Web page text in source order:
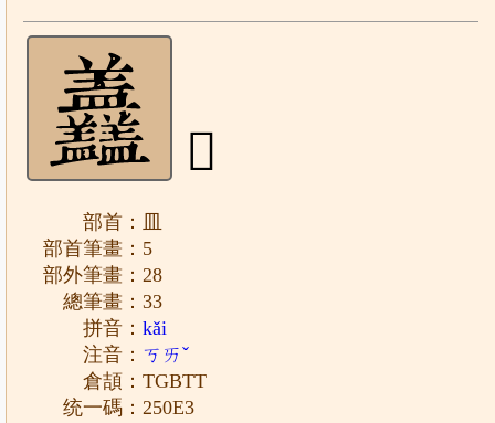
𥃣
部首：皿
部首筆畫：5
部外筆畫：28
總筆畫：33
拼音：kǎi
注音： ㄎㄞˇ
倉頡：TGBTT
统一碼：250E3